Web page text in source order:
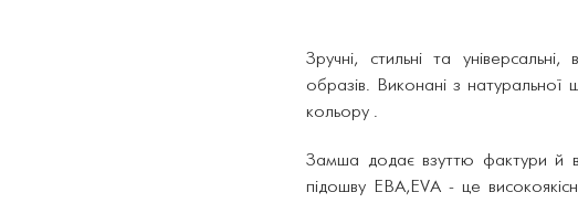
Зручні, стильні та
образів.
Виконані з натуральної
кольору .
Замша додає взуттю фактури й
підошву ЕВА,EVA - це